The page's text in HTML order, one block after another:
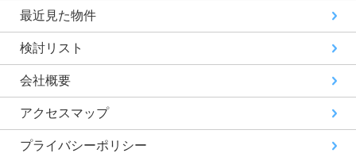
最近見た物件
検討リスト
会社概要
アクセスマップ
プライバシーポリシー